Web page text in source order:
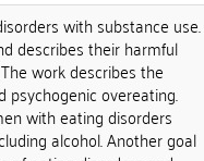
with substance use.
describes their harmful
work describes the
psychogenic overeating.
with eating disorders
alcohol. Another goal